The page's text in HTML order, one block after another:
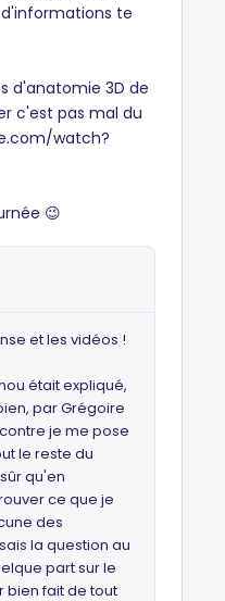
te
d'anatomie 3D de
c'est pas mal du
watch?
😉
et les vidéos !
était expliqué,
par Grégoire
je me pose
le reste du
qu'en
ce que je
des
la question au
part sur le
bien fait de tout